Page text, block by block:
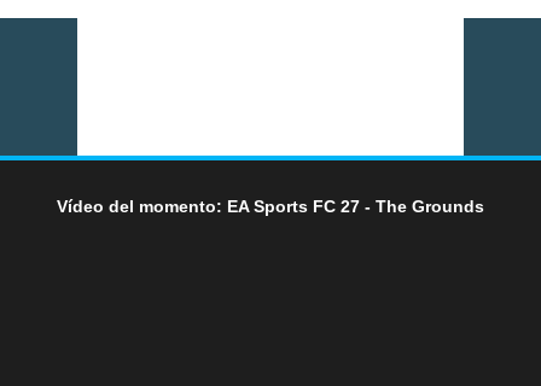
Vídeo del momento: EA Sports FC 27 - The Grounds